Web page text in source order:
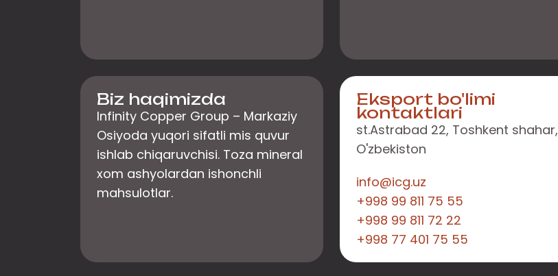
Biz haqimizda
Infinity Copper Group – Markaziy
Osiyoda yuqori sifatli mis quvur
ishlab chiqaruvchisi. Toza mineral
xom ashyolardan ishonchli
mahsulotlar.
Eksport bo'limi
kontaktlari
st.Astrabad 22, Toshkent shahar,
O'zbekiston
info@icg.uz
+998 99 811 75 55
+998 99 811 72 22
+998 77 401 75 55